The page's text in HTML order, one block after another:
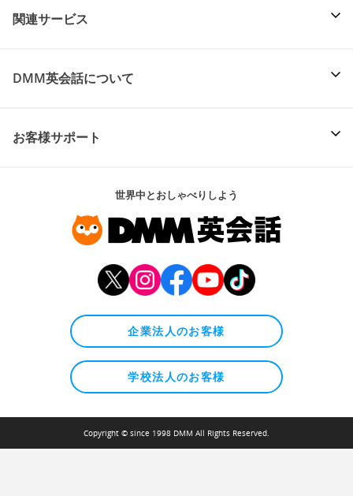
関連サービス
DMM英会話について
お客様サポート
世界中とおしゃべりしよう
企業法人のお客様
学校法人のお客様
Copyright © since 1998 DMM All Rights Reserved.